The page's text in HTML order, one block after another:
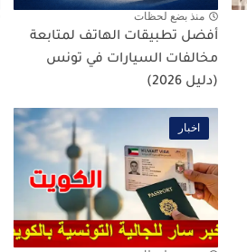
منذ بضع لحظات
أفضل تطبيقات الهاتف لمتابعة
مخالفات السيارات في تونس
(دليل 2026)
اخبار